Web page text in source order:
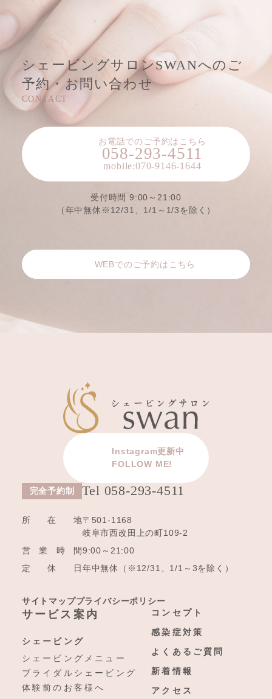
シェービングサロンSWANへのご
予約・お問い合わせ
お電話でのご予約はこちら
受付時間 9:00～21:00
（年中無休※12/31、1/1～1/3を除く）
WEBでのご予約はこちら
Instagram更新中
FOLLOW ME!
Tel 058-293-4511
所在地〒501-1168
岐阜市西改田上の町109-2
営業時間9:00～21:00
定休日年中無休（※12/31、1/1～3を除く）
サイトマッププライバシーポリシー
サービス案内
シェービング
シェービングメニュー
ブライダルシェービング
体験前のお客様へ
コンセプト
感染症対策
よくあるご質問
新着情報
アクセス